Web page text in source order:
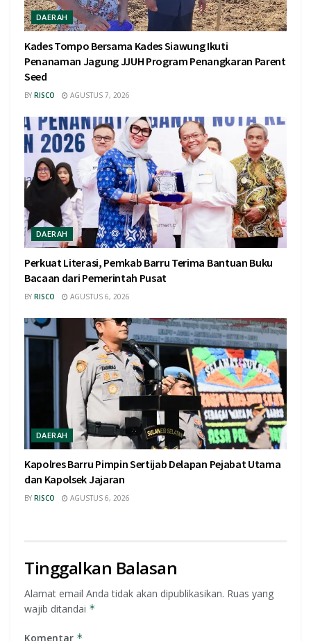
DAERAH
Kades Tompo Bersama Kades Siawung Ikuti
Penanaman Jagung JJUH Program Penangkaran Parent
Seed
BY RISCO AGUSTUS 7, 2026
DAERAH
Perkuat Literasi, Pemkab Barru Terima Bantuan Buku
Bacaan dari Pemerintah Pusat
BY RISCO AGUSTUS 6, 2026
DAERAH
Kapolres Barru Pimpin Sertijab Delapan Pejabat Utama
dan Kapolsek Jajaran
BY RISCO AGUSTUS 6, 2026
Tinggalkan Balasan
Alamat email Anda tidak akan dipublikasikan. Ruas yang
wajib ditandai *
Komentar *